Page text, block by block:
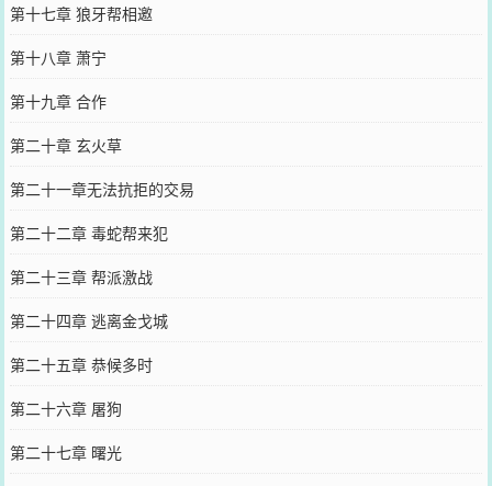
第十七章 狼牙帮相邀
第十八章 萧宁
第十九章 合作
第二十章 玄火草
第二十一章无法抗拒的交易
第二十二章 毒蛇帮来犯
第二十三章 帮派激战
第二十四章 逃离金戈城
第二十五章 恭候多时
第二十六章 屠狗
第二十七章 曙光